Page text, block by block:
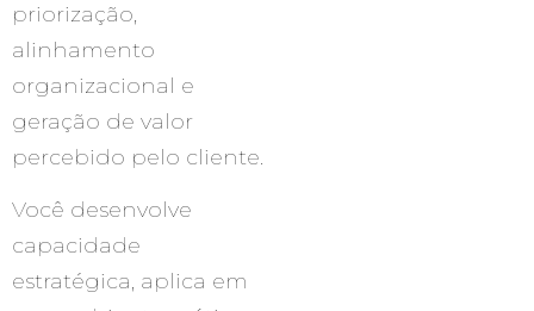
priorização,
alinhamento
organizacional e
geração de valor
percebido pelo cliente.
Você desenvolve
capacidade
estratégica, aplica em